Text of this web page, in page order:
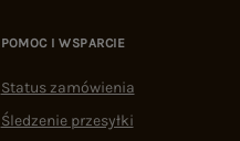
POMOC I WSPARCIE
Status zamówienia
Śledzenie przesyłki